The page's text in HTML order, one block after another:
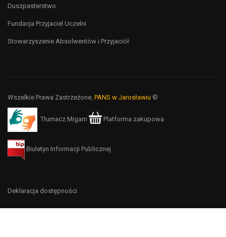
Duszpasterstwo
Fundacja Przyjaciel Uczelni
Stowarzyszenie Absolwentów i Przyjaciół
Wszelkie Prawa Zastrzeżone, PANS w Jarosławiu ©
Tłumacz Migam Platforma zakupowa
Biuletyn Informacji Publicznej
Deklaracja dostępności